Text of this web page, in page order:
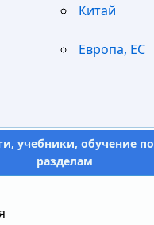
Китай
Европа, ЕС
учебники, обучение по
разделам